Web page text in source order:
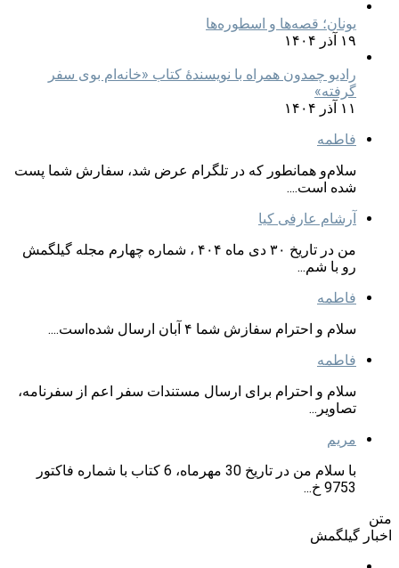
یونان؛ قصه‌ها و اسطوره‌ها
۱۹ آذر ۱۴۰۴
رادیو چمدون همراه با نویسندهٔ کتاب «خانه‌ام بوی سفر
گرفته»
۱۱ آذر ۱۴۰۴
فاطمه
سلام‌و همانطور که در تلگرام عرض شد، سفارش شما پست
شده است....
آرشام عارفی کیا
من در تاریخ ۳۰ دی ماه ۴۰۴ ، شماره چهارم مجله گیلگمش
رو با شم...
فاطمه
سلام و احترام سفازش شما ۴ آبان ارسال شده‌است....
فاطمه
سلام و احترام برای ارسال مستندات سفر اعم از سفرنامه،
تصاویر...
مریم
با سلام من در تاریخ 30 مهرماه، 6 کتاب با شماره فاکتور
9753 خ...
متن
اخبار گیلگمش